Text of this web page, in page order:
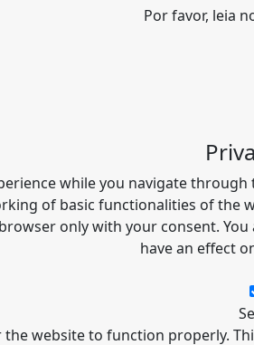
Por favor, leia
while you navigate
of basic functionalities of the
only with your consent.
have an effect
website to function properly.